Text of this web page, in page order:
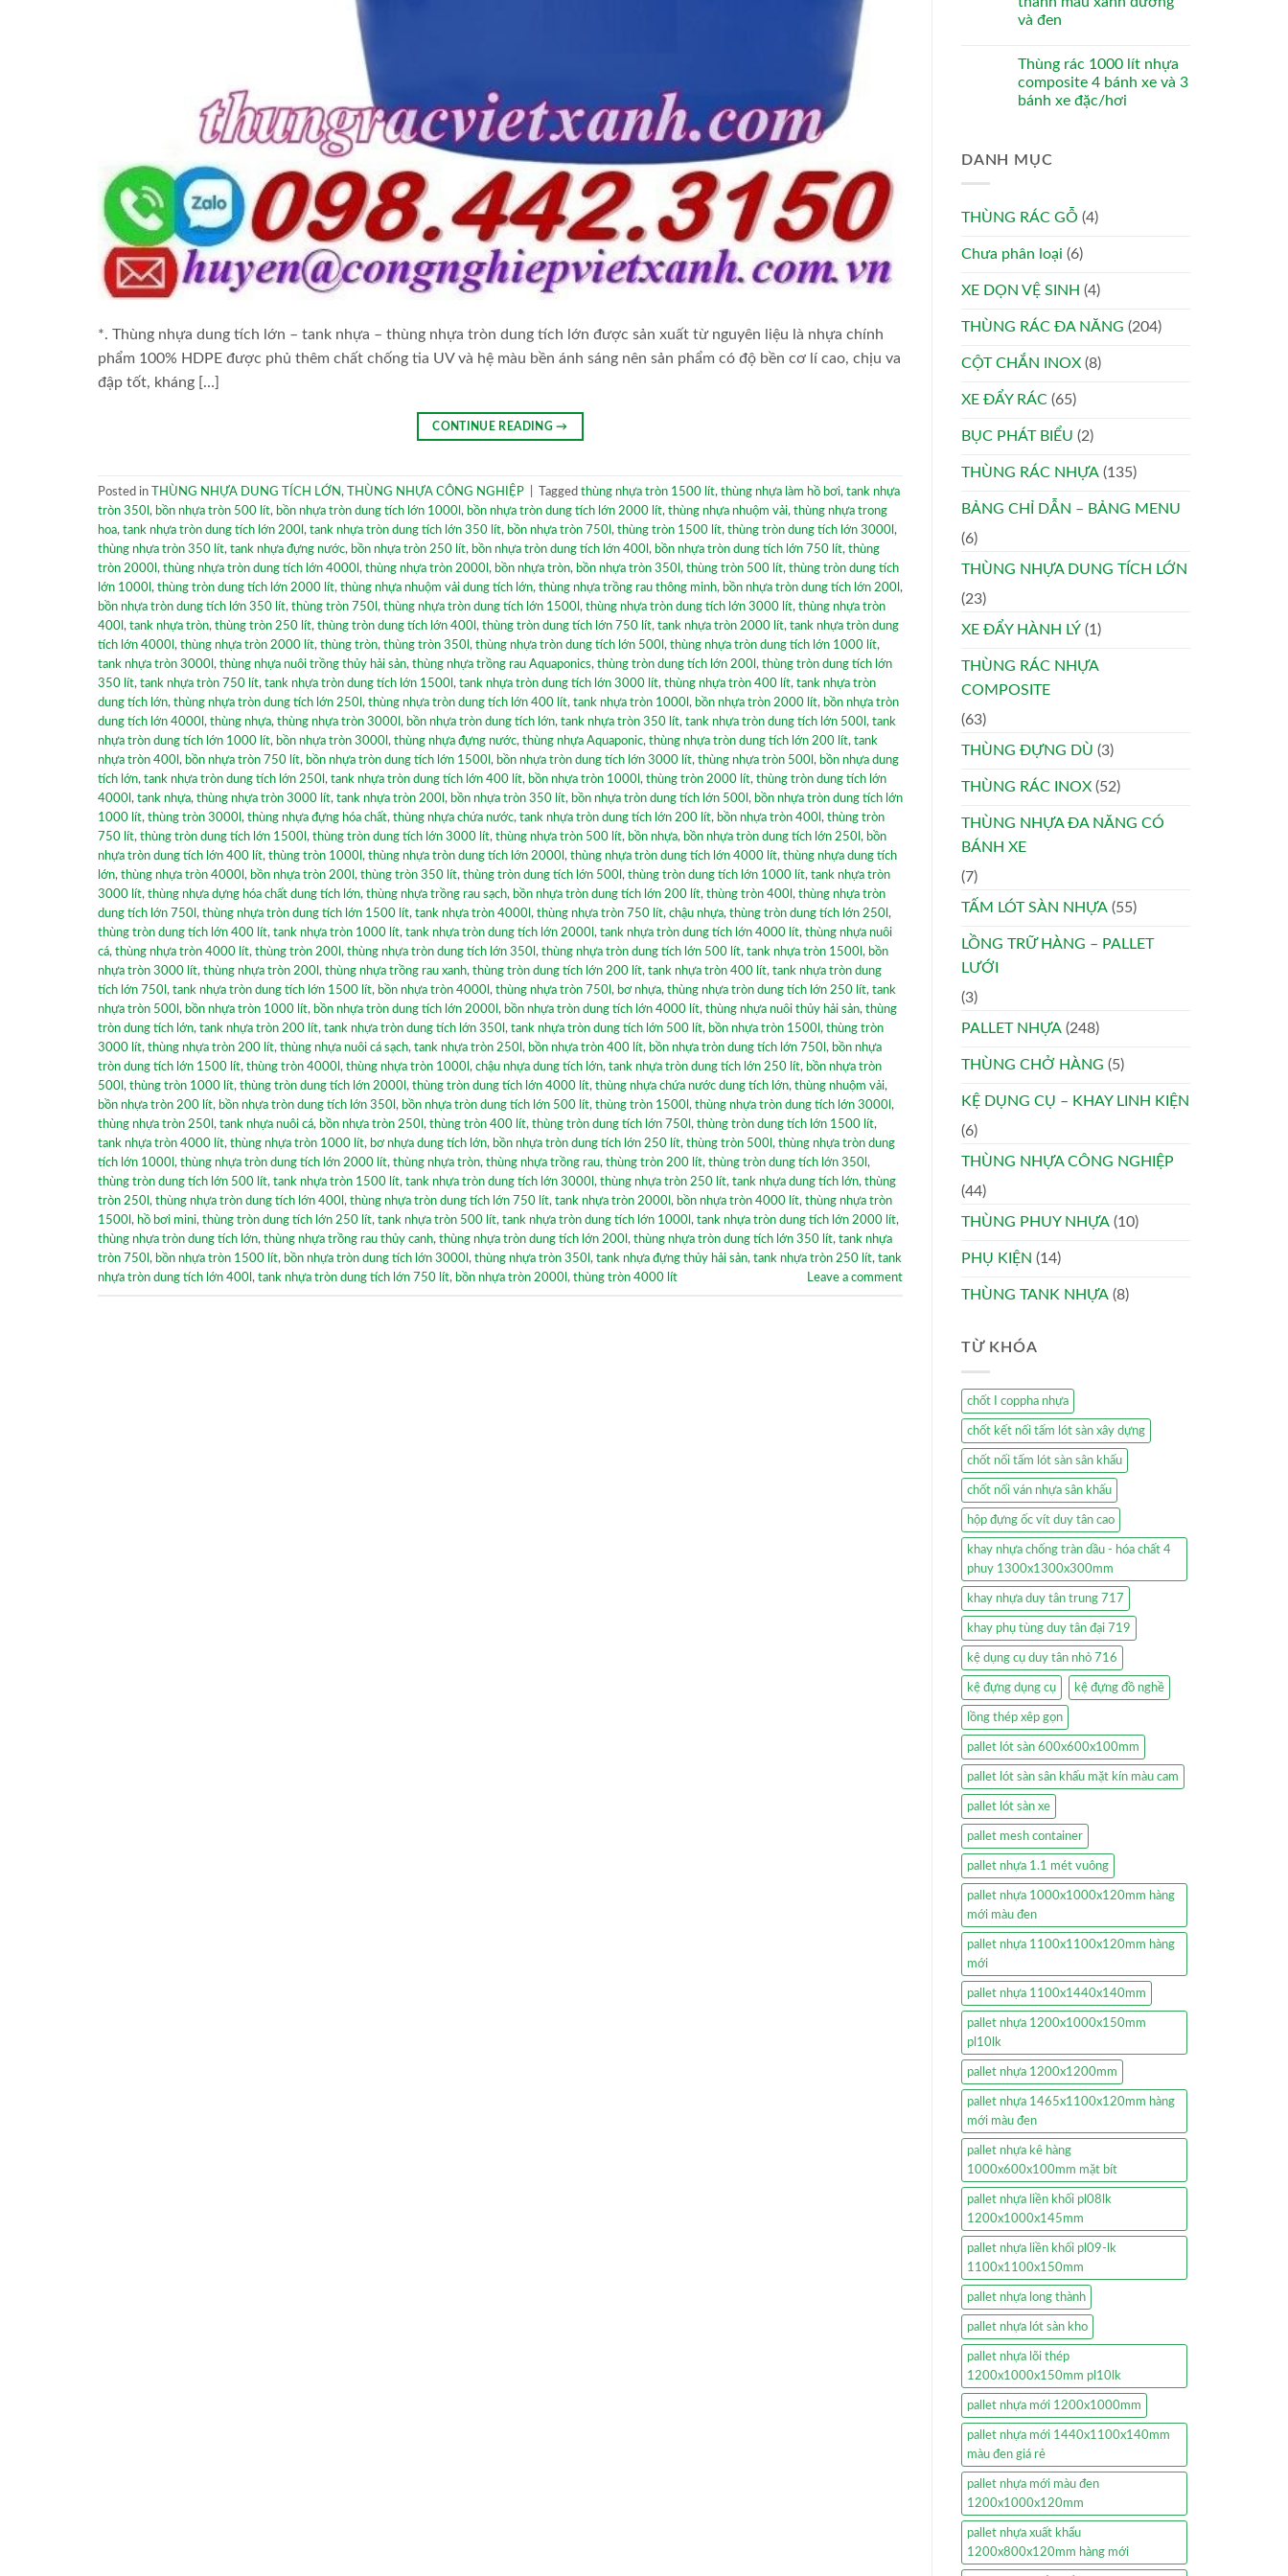
*. Thùng nhựa dung tích lớn – tank nhựa – thùng nhựa tròn dung tích lớn được sản xuất từ nguyên liệu là nhựa chính
phẩm 100% HDPE được phủ thêm chất chống tia UV và hệ màu bền ánh sáng nên sản phẩm có độ bền cơ lí cao, chịu va
đập tốt, kháng […]
CONTINUE READING→
Posted in THÙNG NHỰA DUNG TÍCH LỚN , THÙNG NHỰA CÔNG NGHIỆP Tagged thùng nhựa tròn 1500 lít, thùng nhựa làm hồ bơi, tank nhựa
tròn 350l , bồn nhựa tròn 500 lít, bồn nhựa tròn dung tích lớn 1000l , bồn nhựa tròn dung tích lớn 2000 lít, thùng nhựa nhuộm vải, thùng nhựa trong
hoa, tank nhựa tròn dung tích lớn 200l , tank nhựa tròn dung tích lớn 350 lít, bồn nhựa tròn 750l , thùng tròn 1500 lít, thùng tròn dung tích lớn 3000l ,
thùng nhựa tròn 350 lít, tank nhựa đựng nước, bồn nhựa tròn 250 lít, bồn nhựa tròn dung tích lớn 400l , bồn nhựa tròn dung tích lớn 750 lít, thùng
tròn 2000l , thùng nhựa tròn dung tích lớn 4000l , thùng nhựa tròn 2000l , bồn nhựa tròn, bồn nhựa tròn 350l , thùng tròn 500 lít, thùng tròn dung tích
lớn 1000l , thùng tròn dung tích lớn 2000 lít, thùng nhựa nhuộm vải dung tích lớn, thùng nhựa trồng rau thông minh, bồn nhựa tròn dung tích lớn 200l ,
bồn nhựa tròn dung tích lớn 350 lít, thùng tròn 750l , thùng nhựa tròn dung tích lớn 1500l , thùng nhựa tròn dung tích lớn 3000 lít, thùng nhựa tròn
400l , tank nhựa tròn, thùng tròn 250 lít, thùng tròn dung tích lớn 400l , thùng tròn dung tích lớn 750 lít, tank nhựa tròn 2000 lít, tank nhựa tròn dung
tích lớn 4000l , thùng nhựa tròn 2000 lít, thùng tròn, thùng tròn 350l , thùng nhựa tròn dung tích lớn 500l , thùng nhựa tròn dung tích lớn 1000 lít,
tank nhựa tròn 3000l , thùng nhựa nuôi trồng thủy hải sản, thùng nhựa trồng rau Aquaponics, thùng tròn dung tích lớn 200l , thùng tròn dung tích lớn
350 lít, tank nhựa tròn 750 lít, tank nhựa tròn dung tích lớn 1500l , tank nhựa tròn dung tích lớn 3000 lít, thùng nhựa tròn 400 lít, tank nhựa tròn
dung tích lớn, thùng nhựa tròn dung tích lớn 250l , thùng nhựa tròn dung tích lớn 400 lít, tank nhựa tròn 1000l , bồn nhựa tròn 2000 lít, bồn nhựa tròn
dung tích lớn 4000l , thùng nhựa, thùng nhựa tròn 3000l , bồn nhựa tròn dung tích lớn, tank nhựa tròn 350 lít, tank nhựa tròn dung tích lớn 500l , tank
nhựa tròn dung tích lớn 1000 lít, bồn nhựa tròn 3000l , thùng nhựa đựng nước, thùng nhựa Aquaponic, thùng nhựa tròn dung tích lớn 200 lít, tank
nhựa tròn 400l , bồn nhựa tròn 750 lít, bồn nhựa tròn dung tích lớn 1500l , bồn nhựa tròn dung tích lớn 3000 lít, thùng nhựa tròn 500l , bồn nhựa dung
tích lớn, tank nhựa tròn dung tích lớn 250l , tank nhựa tròn dung tích lớn 400 lít, bồn nhựa tròn 1000l , thùng tròn 2000 lít, thùng tròn dung tích lớn
4000l , tank nhựa, thùng nhựa tròn 3000 lít, tank nhựa tròn 200l , bồn nhựa tròn 350 lít, bồn nhựa tròn dung tích lớn 500l , bồn nhựa tròn dung tích lớn
1000 lít, thùng tròn 3000l , thùng nhựa đựng hóa chất, thùng nhựa chứa nước, tank nhựa tròn dung tích lớn 200 lít, bồn nhựa tròn 400l , thùng tròn
750 lít, thùng tròn dung tích lớn 1500l , thùng tròn dung tích lớn 3000 lít, thùng nhựa tròn 500 lít, bồn nhựa, bồn nhựa tròn dung tích lớn 250l , bồn
nhựa tròn dung tích lớn 400 lít, thùng tròn 1000l , thùng nhựa tròn dung tích lớn 2000l , thùng nhựa tròn dung tích lớn 4000 lít, thùng nhựa dung tích
lớn, thùng nhựa tròn 4000l , bồn nhựa tròn 200l , thùng tròn 350 lít, thùng tròn dung tích lớn 500l , thùng tròn dung tích lớn 1000 lít, tank nhựa tròn
3000 lít, thùng nhựa dựng hóa chất dung tích lớn, thùng nhựa trồng rau sạch, bồn nhựa tròn dung tích lớn 200 lít, thùng tròn 400l , thùng nhựa tròn
dung tích lớn 750l , thùng nhựa tròn dung tích lớn 1500 lít, tank nhựa tròn 4000l , thùng nhựa tròn 750 lít, chậu nhựa, thùng tròn dung tích lớn 250l ,
thùng tròn dung tích lớn 400 lít, tank nhựa tròn 1000 lít, tank nhựa tròn dung tích lớn 2000l , tank nhựa tròn dung tích lớn 4000 lít, thùng nhựa nuôi
cá, thùng nhựa tròn 4000 lít, thùng tròn 200l , thùng nhựa tròn dung tích lớn 350l , thùng nhựa tròn dung tích lớn 500 lít, tank nhựa tròn 1500l , bồn
nhựa tròn 3000 lít, thùng nhựa tròn 200l , thùng nhựa trồng rau xanh, thùng tròn dung tích lớn 200 lít, tank nhựa tròn 400 lít, tank nhựa tròn dung
tích lớn 750l , tank nhựa tròn dung tích lớn 1500 lít, bồn nhựa tròn 4000l , thùng nhựa tròn 750l , bơ nhựa, thùng nhựa tròn dung tích lớn 250 lít, tank
nhựa tròn 500l , bồn nhựa tròn 1000 lít, bồn nhựa tròn dung tích lớn 2000l , bồn nhựa tròn dung tích lớn 4000 lít, thùng nhựa nuôi thủy hải sản, thùng
tròn dung tích lớn, tank nhựa tròn 200 lít, tank nhựa tròn dung tích lớn 350l , tank nhựa tròn dung tích lớn 500 lít, bồn nhựa tròn 1500l , thùng tròn
3000 lít, thùng nhựa tròn 200 lít, thùng nhựa nuôi cá sạch, tank nhựa tròn 250l , bồn nhựa tròn 400 lít, bồn nhựa tròn dung tích lớn 750l , bồn nhựa
tròn dung tích lớn 1500 lít, thùng tròn 4000l , thùng nhựa tròn 1000l , chậu nhựa dung tích lớn, tank nhựa tròn dung tích lớn 250 lít, bồn nhựa tròn
500l , thùng tròn 1000 lít, thùng tròn dung tích lớn 2000l , thùng tròn dung tích lớn 4000 lít, thùng nhựa chứa nước dung tích lớn, thùng nhuộm vải,
bồn nhựa tròn 200 lít, bồn nhựa tròn dung tích lớn 350l , bồn nhựa tròn dung tích lớn 500 lít, thùng tròn 1500l , thùng nhựa tròn dung tích lớn 3000l ,
thùng nhựa tròn 250l , tank nhựa nuôi cá, bồn nhựa tròn 250l , thùng tròn 400 lít, thùng tròn dung tích lớn 750l , thùng tròn dung tích lớn 1500 lít,
tank nhựa tròn 4000 lít, thùng nhựa tròn 1000 lít, bơ nhựa dung tích lớn, bồn nhựa tròn dung tích lớn 250 lít, thùng tròn 500l , thùng nhựa tròn dung
tích lớn 1000l , thùng nhựa tròn dung tích lớn 2000 lít, thùng nhựa tròn, thùng nhựa trồng rau, thùng tròn 200 lít, thùng tròn dung tích lớn 350l ,
thùng tròn dung tích lớn 500 lít, tank nhựa tròn 1500 lít, tank nhựa tròn dung tích lớn 3000l , thùng nhựa tròn 250 lít, tank nhựa dung tích lớn, thùng
tròn 250l , thùng nhựa tròn dung tích lớn 400l , thùng nhựa tròn dung tích lớn 750 lít, tank nhựa tròn 2000l , bồn nhựa tròn 4000 lít, thùng nhựa tròn
1500l , hồ bơi mini, thùng tròn dung tích lớn 250 lít, tank nhựa tròn 500 lít, tank nhựa tròn dung tích lớn 1000l , tank nhựa tròn dung tích lớn 2000 lít,
thùng nhựa tròn dung tích lớn, thùng nhựa trồng rau thủy canh, thùng nhựa tròn dung tích lớn 200l , thùng nhựa tròn dung tích lớn 350 lít, tank nhựa
tròn 750l , bồn nhựa tròn 1500 lít, bồn nhựa tròn dung tích lớn 3000l , thùng nhựa tròn 350l , tank nhựa đựng thủy hải sản, tank nhựa tròn 250 lít, tank
nhựa tròn dung tích lớn 400l , tank nhựa tròn dung tích lớn 750 lít, bồn nhựa tròn 2000l , thùng tròn 4000 lít Leave a comment
và đen
Thùng rác 1000 lít nhựa
composite 4 bánh xe và 3
bánh xe đặc/hơi
DANH MỤC
THÙNG RÁC GỖ (4)
Chưa phân loại (6)
XE DỌN VỆ SINH (4)
THÙNG RÁC ĐA NĂNG (204)
CỘT CHẮN INOX (8)
XE ĐẨY RÁC (65)
BỤC PHÁT BIỂU (2)
THÙNG RÁC NHỰA (135)
BẢNG CHỈ DẪN – BẢNG MENU
(6)
THÙNG NHỰA DUNG TÍCH LỚN
(23)
XE ĐẨY HÀNH LÝ (1)
THÙNG RÁC NHỰA
COMPOSITE
(63)
THÙNG ĐỰNG DÙ (3)
THÙNG RÁC INOX (52)
THÙNG NHỰA ĐA NĂNG CÓ
BÁNH XE
(7)
TẤM LÓT SÀN NHỰA (55)
LỒNG TRỮ HÀNG – PALLET
LƯỚI
(3)
PALLET NHỰA (248)
THÙNG CHỞ HÀNG (5)
KỆ DỤNG CỤ – KHAY LINH KIỆN
(6)
THÙNG NHỰA CÔNG NGHIỆP
(44)
THÙNG PHUY NHỰA (10)
PHỤ KIỆN (14)
THÙNG TANK NHỰA (8)
TỪ KHÓA
chốt I coppha nhựa
chốt kết nối tấm lót sàn xây dựng
chốt nối tấm lót sàn sân khấu
chốt nối ván nhựa sân khấu
hộp đựng ốc vít duy tân cao
khay nhựa chống tràn dầu - hóa chất 4
phuy 1300x1300x300mm
khay nhựa duy tân trung 717
khay phụ tùng duy tân đại 719
kệ dụng cụ duy tân nhỏ 716
kệ đựng dụng cụ kệ đựng đồ nghề
lồng thép xêp gọn
pallet lót sàn 600x600x100mm
pallet lót sàn sân khấu mặt kín màu cam
pallet lót sàn xe
pallet mesh container
pallet nhựa 1.1 mét vuông
pallet nhựa 1000x1000x120mm hàng
mới màu đen
pallet nhựa 1100x1100x120mm hàng
mới
pallet nhựa 1100x1440x140mm
pallet nhựa 1200x1000x150mm
pl10lk
pallet nhựa 1200x1200mm
pallet nhựa 1465x1100x120mm hàng
mới màu đen
pallet nhựa kê hàng
1000x600x100mm mặt bít
pallet nhựa liền khối pl08lk
1200x1000x145mm
pallet nhựa liền khối pl09-lk
1100x1100x150mm
pallet nhựa long thành
pallet nhựa lót sàn kho
pallet nhựa lõi thép
1200x1000x150mm pl10lk
pallet nhựa mới 1200x1000mm
pallet nhựa mới 1440x1100x140mm
màu đen giá rẻ
pallet nhựa mới màu đen
1200x1000x120mm
pallet nhựa xuất khẩu
1200x800x120mm hàng mới